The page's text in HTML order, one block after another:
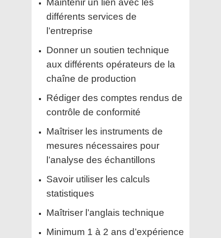
Maintenir un lien avec les
différents services de
l’entreprise
Donner un soutien technique
aux différents opérateurs de la
chaîne de production
Rédiger des comptes rendus de
contrôle de conformité
Maîtriser les instruments de
mesures nécessaires pour
l’analyse des échantillons
Savoir utiliser les calculs
statistiques
Maîtriser l’anglais technique
Minimum 1 à 2 ans d’expérience